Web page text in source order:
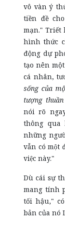
vô vàn ý
tiền đề
mạn." Triết
hình thức
động dự
tạo nên
cá nhân,
sống của
tượng
nói rõ
thông qua
những
vẫn có một
việc này."
Dù cái sự
mang tính
tối hậu,"
bản của nó